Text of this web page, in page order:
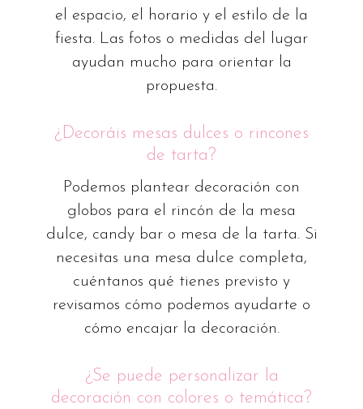
el espacio, el horario y el estilo de la
fiesta. Las fotos o medidas del lugar
ayudan mucho para orientar la
propuesta.
¿Decoráis mesas dulces o rincones
de tarta?
Podemos plantear decoración con
globos para el rincón de la mesa
dulce, candy bar o mesa de la tarta. Si
necesitas una mesa dulce completa,
cuéntanos qué tienes previsto y
revisamos cómo podemos ayudarte o
cómo encajar la decoración.
¿Se puede personalizar la
decoración con colores o temática?